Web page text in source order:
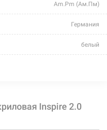
Am.Pm (Ам.Пм)
Германия
белый
Inspire 2.0